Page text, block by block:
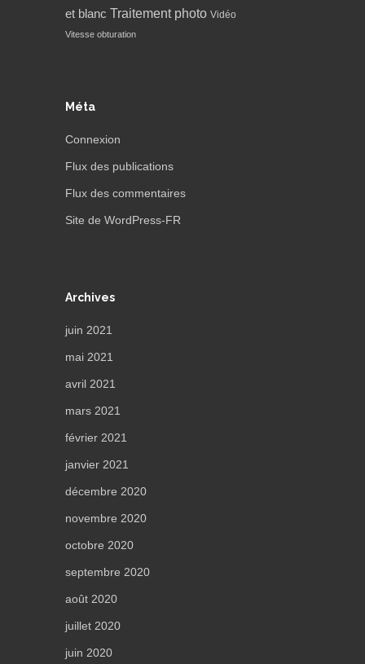
et blanc Traitement photo Vidéo
Vitesse obturation
Méta
Connexion
Flux des publications
Flux des commentaires
Site de WordPress-FR
Archives
juin 2021
mai 2021
avril 2021
mars 2021
février 2021
janvier 2021
décembre 2020
novembre 2020
octobre 2020
septembre 2020
août 2020
juillet 2020
juin 2020